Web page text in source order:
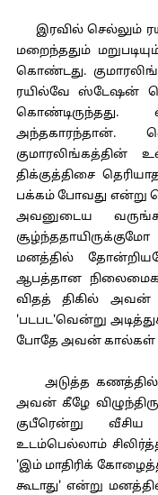
இரவில் செல்லும்
மறைந்ததும்
கொண்டது.
ரயில்வே ஸ்டேஷன்
அந்தகாரந்தான்.
குமாரலிங்கத்தின்
திக்குத்திசை
பக்கம் போவது என்று
அவனுடைய
மனத்தில்
ஆபத்தான
விதத் திகில் அவன்
'படபட'வென்று
போதே அவன் கால்கள்
அடுத்த கணத்தில்
அவன் கீழே
குபீரென்று
உடம்பெல்லாம்
'இம் மாதிரிக்
கூடாது' என்று